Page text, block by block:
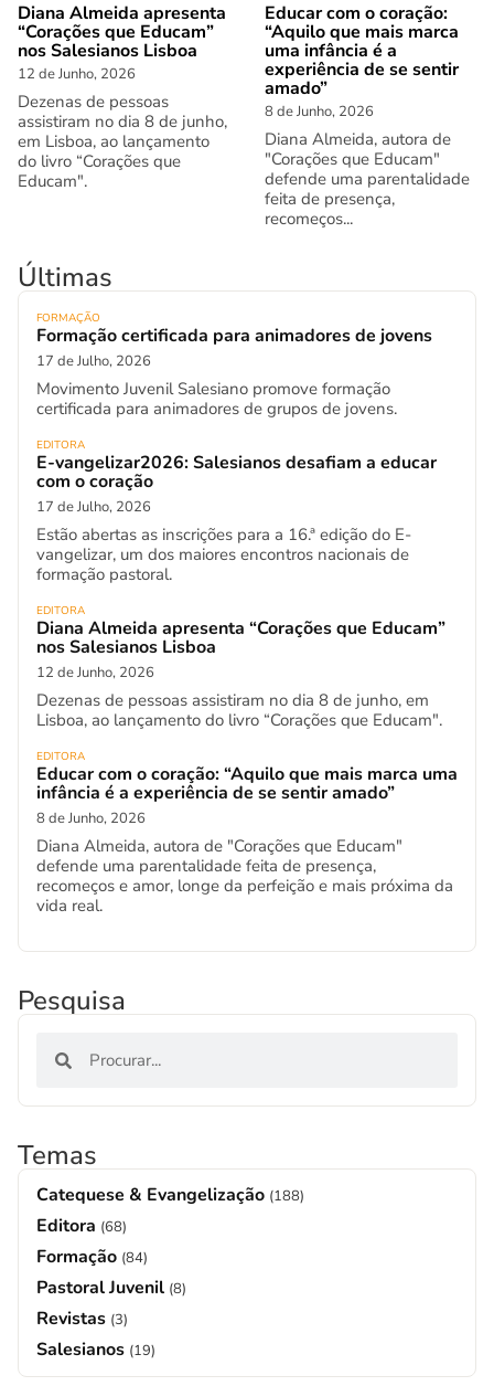
Diana Almeida apresenta
“Corações que Educam”
nos Salesianos Lisboa
12 de Junho, 2026
Dezenas de pessoas
assistiram no dia 8 de junho,
em Lisboa, ao lançamento
do livro “Corações que
Educam".
Educar com o coração:
“Aquilo que mais marca
uma infância é a
experiência de se sentir
amado”
8 de Junho, 2026
Diana Almeida, autora de
"Corações que Educam"
defende uma parentalidade
feita de presença,
recomeços...
Últimas
FORMAÇÃO
Formação certificada para animadores de jovens
17 de Julho, 2026
Movimento Juvenil Salesiano promove formação
certificada para animadores de grupos de jovens.
EDITORA
E-vangelizar2026: Salesianos desafiam a educar
com o coração
17 de Julho, 2026
Estão abertas as inscrições para a 16.ª edição do E-
vangelizar, um dos maiores encontros nacionais de
formação pastoral.
EDITORA
Diana Almeida apresenta “Corações que Educam”
nos Salesianos Lisboa
12 de Junho, 2026
Dezenas de pessoas assistiram no dia 8 de junho, em
Lisboa, ao lançamento do livro “Corações que Educam".
EDITORA
Educar com o coração: “Aquilo que mais marca uma
infância é a experiência de se sentir amado”
8 de Junho, 2026
Diana Almeida, autora de "Corações que Educam"
defende uma parentalidade feita de presença,
recomeços e amor, longe da perfeição e mais próxima da
vida real.
Pesquisa
Temas
Catequese & Evangelização (188)
Editora (68)
Formação (84)
Pastoral Juvenil (8)
Revistas (3)
Salesianos (19)